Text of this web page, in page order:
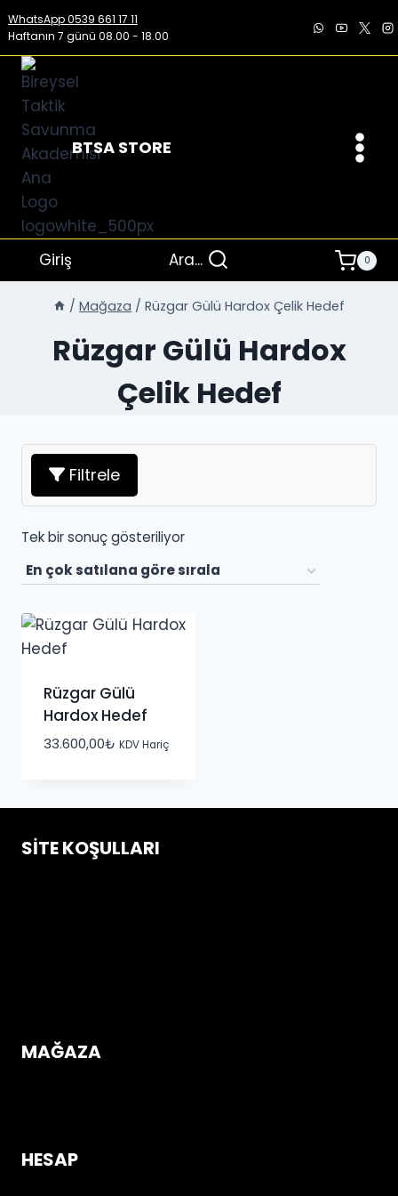
İçeriğe
geç
WhatsApp 0539 661 17 11
Haftanın 7 günü 08.00 - 18.00
BTSA STORE
Giriş Ara... 0
/ Mağaza / Rüzgar Gülü Hardox Çelik Hedef
Rüzgar Gülü Hardox
Çelik Hedef
Filtrele
Tek bir sonuç gösteriliyor
Rüzgar Gülü
Hardox Hedef
33.600,00₺ KDV Hariç
SITE KOŞULLARI
MAĞAZA
HESAP